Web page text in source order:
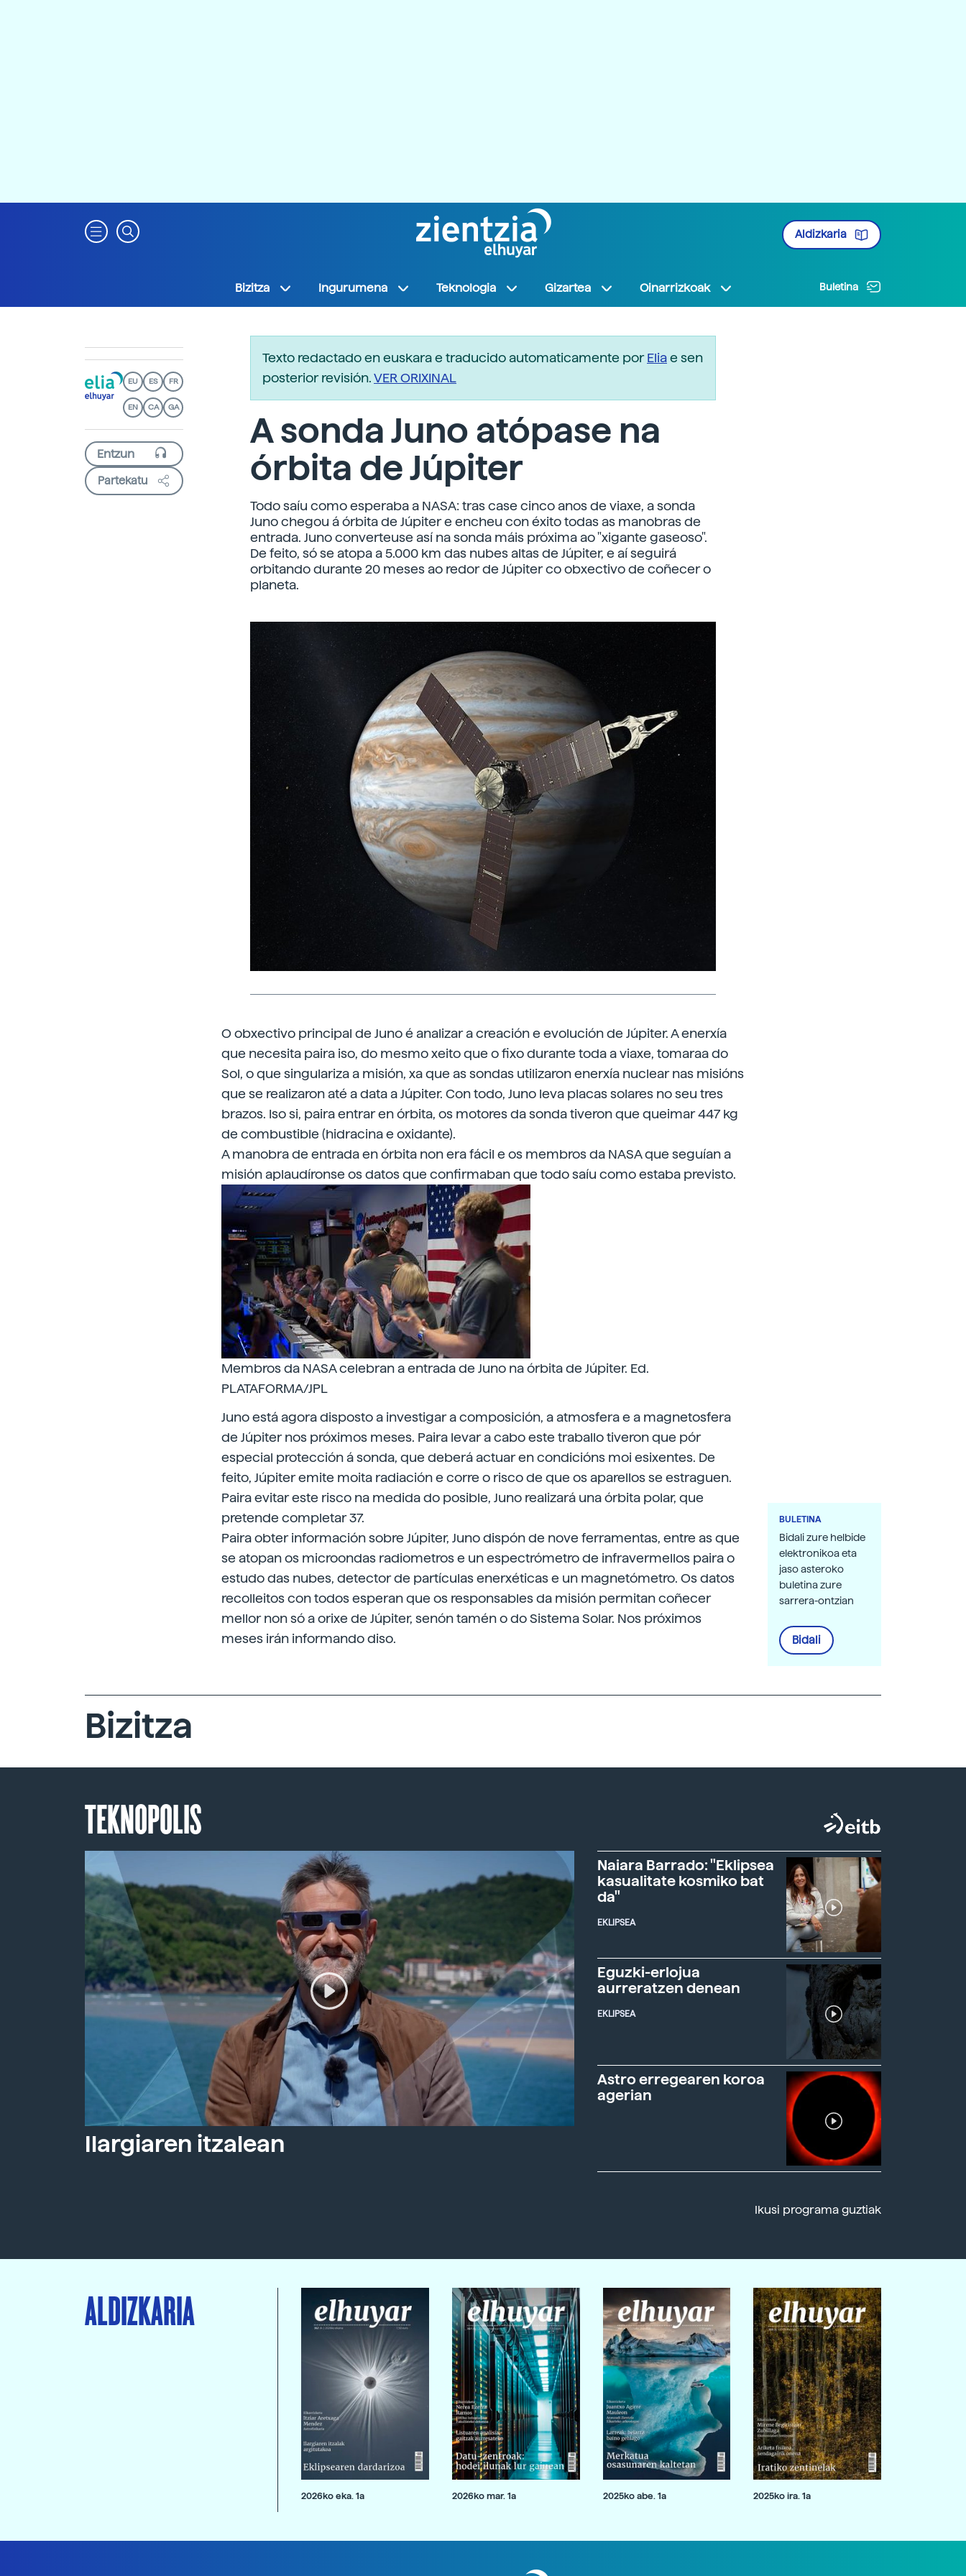
Aldizkaria
Bizitza Ingurumena Teknologia Gizartea Oinarrizkoak Buletina
EU ES FR
EN CA GA
Partekatu
Texto redactado en euskara e traducido automaticamente porEliae sen
posterior revisión.VER ORIXINAL
A sonda Juno atópase na
órbita de Júpiter
Todo saíu como esperaba a NASA: tras case cinco anos de viaxe, a sonda
Juno chegou á órbita de Júpiter e encheu con éxito todas as manobras de
entrada. Juno converteuse así na sonda máis próxima ao "xigante gaseoso".
De feito, só se atopa a 5.000 km das nubes altas de Júpiter, e aí seguirá
orbitando durante 20 meses ao redor de Júpiter co obxectivo de coñecer o
planeta.
O obxectivo principal de Juno é analizar a creación e evolución de Júpiter. A enerxía
que necesita paira iso, do mesmo xeito que o fixo durante toda a viaxe, tomaraa do
Sol, o que singulariza a misión, xa que as sondas utilizaron enerxía nuclear nas misións
que se realizaron até a data a Júpiter. Con todo, Juno leva placas solares no seu tres
brazos. Iso si, paira entrar en órbita, os motores da sonda tiveron que queimar 447 kg
de combustible (hidracina e oxidante).
A manobra de entrada en órbita non era fácil e os membros da NASA que seguían a
misión aplaudíronse os datos que confirmaban que todo saíu como estaba previsto.
Membros da NASA celebran a entrada de Juno na órbita de Júpiter. Ed.
PLATAFORMA/JPL
Juno está agora disposto a investigar a composición, a atmosfera e a magnetosfera
de Júpiter nos próximos meses. Paira levar a cabo este traballo tiveron que pór
especial protección á sonda, que deberá actuar en condicións moi esixentes. De
feito, Júpiter emite moita radiación e corre o risco de que os aparellos se estraguen.
Paira evitar este risco na medida do posible, Juno realizará una órbita polar, que
pretende completar 37.
Paira obter información sobre Júpiter, Juno dispón de nove ferramentas, entre as que
se atopan os microondas radiometros e un espectrómetro de infravermellos paira o
estudo das nubes, detector de partículas enerxéticas e un magnetómetro. Os datos
recolleitos con todos esperan que os responsables da misión permitan coñecer
mellor non só a orixe de Júpiter, senón tamén o do Sistema Solar. Nos próximos
meses irán informando diso.
BULETINA
Bidali zure helbide
elektronikoa eta
jaso asteroko
buletina zure
sarrera-ontzian
Bidali
Bizitza
TEKNOPOLIS
Ilargiaren itzalean
Naiara Barrado: "Eklipsea
kasualitate kosmiko bat
da"
EKLIPSEA
Eguzki-erlojua
aurreratzen denean
EKLIPSEA
Astro erregearen koroa
agerian
Ikusi programa guztiak
ALDIZKARIA
2026ko eka. 1a 2026ko mar. 1a 2025ko abe. 1a 2025ko ira. 1a